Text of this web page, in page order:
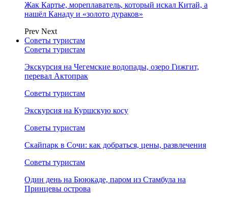
Жак Картье, мореплаватель, который искал Китай, а
нашёл Канаду и «золото дураков»
Prev Next
Советы туристам
Советы туристам
Экскурсия на Чегемские водопады, озеро Гижгит,
перевал Актопрак
Советы туристам
Экскурсия на Куршскую косу
Советы туристам
Скайпарк в Сочи: как добраться, цены, развлечения
Советы туристам
Один день на Бююкаде, паром из Стамбула на
Принцевы острова